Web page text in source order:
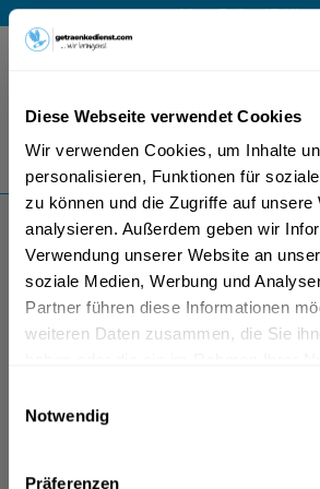
Diese Webseite verwendet Cookies
Wir verwenden Cookies, um Inhalte
personalisieren, Funktionen für
zu können und die Zugriffe auf unsere
analysieren. Außerdem geben wir
Verwendung unserer Website an
soziale Medien, Werbung und
Partner führen diese Informationen
weiteren Daten zusammen, die Sie
Notwendig
Präferenzen
Mo – Fr 9 – 17 Uhr
Menü
Es gilt
Tezi Likör